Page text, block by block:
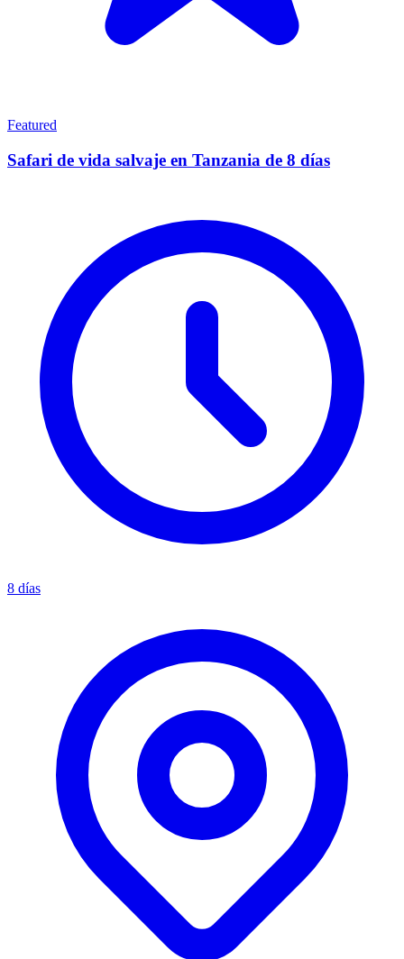
Featured
Safari de vida salvaje en Tanzania de 8 días
8 días